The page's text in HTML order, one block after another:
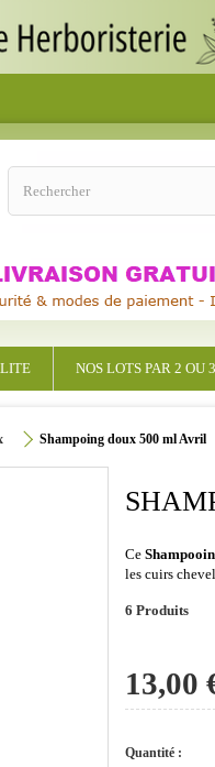
NOS LOTS PAR 2 OU 3
Shampoing doux 500 ml Avril
Ce
les cuirs
6 Produits
13,00
Quantité :